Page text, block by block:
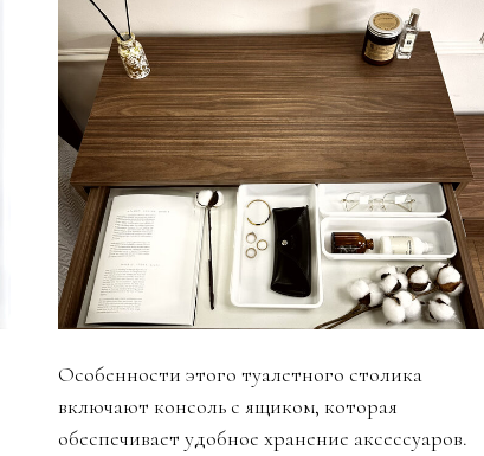
Особенности этого туалетного столика
включают консоль с ящиком, которая
обеспечивает удобное хранение аксессуаров.